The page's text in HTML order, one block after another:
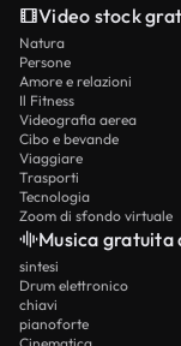
Video stock
Natura
Persone
Amore e relazioni
Il Fitness
Videografia aerea
Cibo e bevande
Viaggiare
Trasporti
Tecnologia
Zoom di sfondo virtuale
Musica
sintesi
Drum elettronico
chiavi
pianoforte